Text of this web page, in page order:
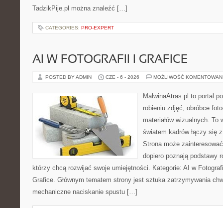
TadzikPije.pl można znaleźć […]
CATEGORIES: PRO-EXPERT
AI W FOTOGRAFII I GRAFICE
POSTED BY ADMIN CZE - 6 - 2026 MOŻLIWOŚĆ
MalwinaAtras.pl to portal
robieniu zdjęć, obróbce
materiałów wizualnych.
światem kadrów łączy się
Strona może
dopiero poznają podstawy
którzy chcą rozwijać swoje umiejętności. Kategorie: AI w
Grafice. Głównym tematem strony jest sztuka zatrzymywania
mechaniczne naciskanie spustu […]